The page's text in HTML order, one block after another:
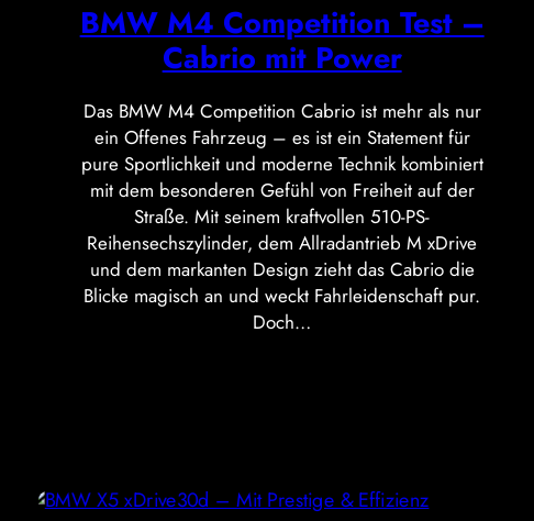
BMW M4 Competition Test –
Cabrio mit Power
Das BMW M4 Competition Cabrio ist mehr als nur
ein Offenes Fahrzeug – es ist ein Statement für
pure Sportlichkeit und moderne Technik kombiniert
mit dem besonderen Gefühl von Freiheit auf der
Straße. Mit seinem kraftvollen 510-PS-
Reihensechszylinder, dem Allradantrieb M xDrive
und dem markanten Design zieht das Cabrio die
Blicke magisch an und weckt Fahrleidenschaft pur.
Doch…